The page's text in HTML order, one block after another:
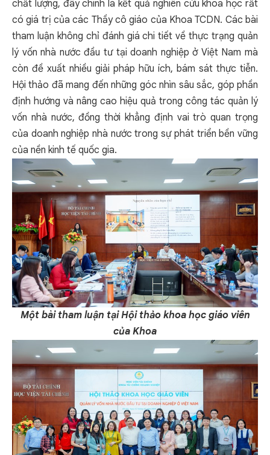
chất lượng, đây chính là kết quả nghiên cứu khoa học rất
có giá trị của các Thầy cô giáo của Khoa TCDN. Các bài
tham luận không chỉ đánh giá chi tiết về thực trạng quản
lý vốn nhà nước đầu tư tại doanh nghiệp ở Việt Nam mà
còn đề xuất nhiều giải pháp hữu ích, bám sát thực tiễn.
Hội thảo đã mang đến những góc nhìn sâu sắc, góp phần
định hướng và nâng cao hiệu quả trong công tác quản lý
vốn nhà nước, đồng thời khẳng định vai trò quan trọng
của doanh nghiệp nhà nước trong sự phát triển bền vững
của nền kinh tế quốc gia.
Một bài tham luận tại Hội thảo khoa học giáo viên
của Khoa